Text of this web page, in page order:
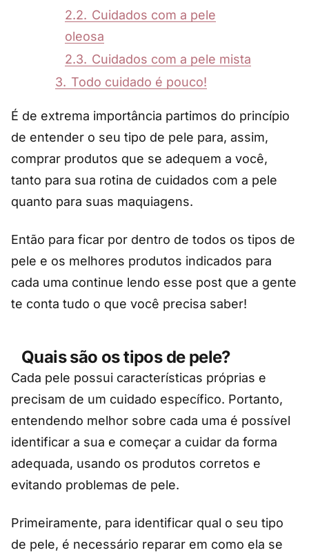
2.2. Cuidados com a pele
oleosa
2.3. Cuidados com a pele mista
3. Todo cuidado é pouco!
É de extrema importância partimos do princípio
de entender o seu tipo de pele para, assim,
comprar produtos que se adequem a você,
tanto para sua rotina de cuidados com a pele
quanto para suas maquiagens.
Então para ficar por dentro de todos os tipos de
pele e os melhores produtos indicados para
cada uma continue lendo esse post que a gente
te conta tudo o que você precisa saber!
Quais são os tipos de pele?
Cada pele possui características próprias e
precisam de um cuidado específico. Portanto,
entendendo melhor sobre cada uma é possível
identificar a sua e começar a cuidar da forma
adequada, usando os produtos corretos e
evitando problemas de pele.
Primeiramente, para identificar qual o seu tipo
de pele, é necessário reparar em como ela se